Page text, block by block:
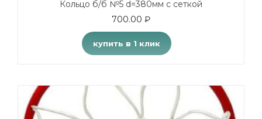
Кольцо б/б №5 d=380мм с сеткой
700.00 ₽
купить в 1 клик